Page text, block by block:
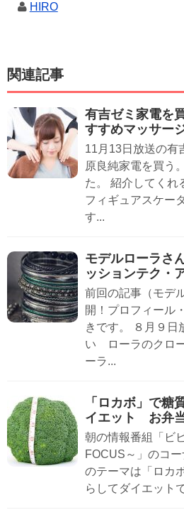
HIRO
関連記事
有吉ゼミ家電を
すすめマッサー
11月13日放送の有
原良純家電を買う
た。 紹介してくれ
フィギュアスケー
す...
モデルローラさ
ッションテク・
前回の記事（モデ
開！プロフィール
きです。 ８月９日
い ローラのクロ
ーラ...
「ロカボ」で糖
イエット お弁
朝の情報番組「ビ
FOCUS～」のコ
のテーマは「ロカ
らしてダイエット